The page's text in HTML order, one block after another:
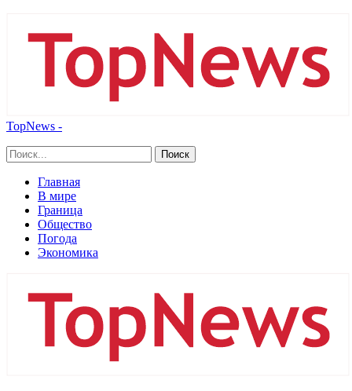
TopNews -
Главная
В мире
Граница
Общество
Погода
Экономика